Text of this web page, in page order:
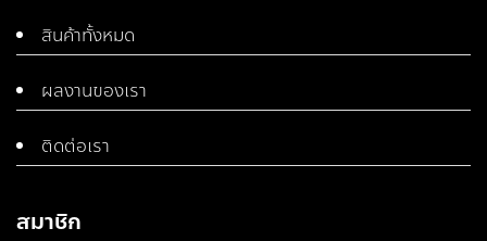
สินค้าทั้งหมด
ผลงานของเรา
ติดต่อเรา
สมาชิก